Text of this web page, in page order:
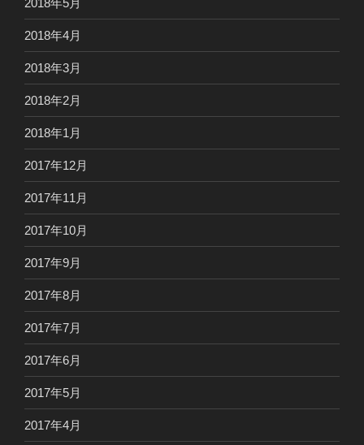
2018年4月
2018年3月
2018年2月
2018年1月
2017年12月
2017年11月
2017年10月
2017年9月
2017年8月
2017年7月
2017年6月
2017年5月
2017年4月